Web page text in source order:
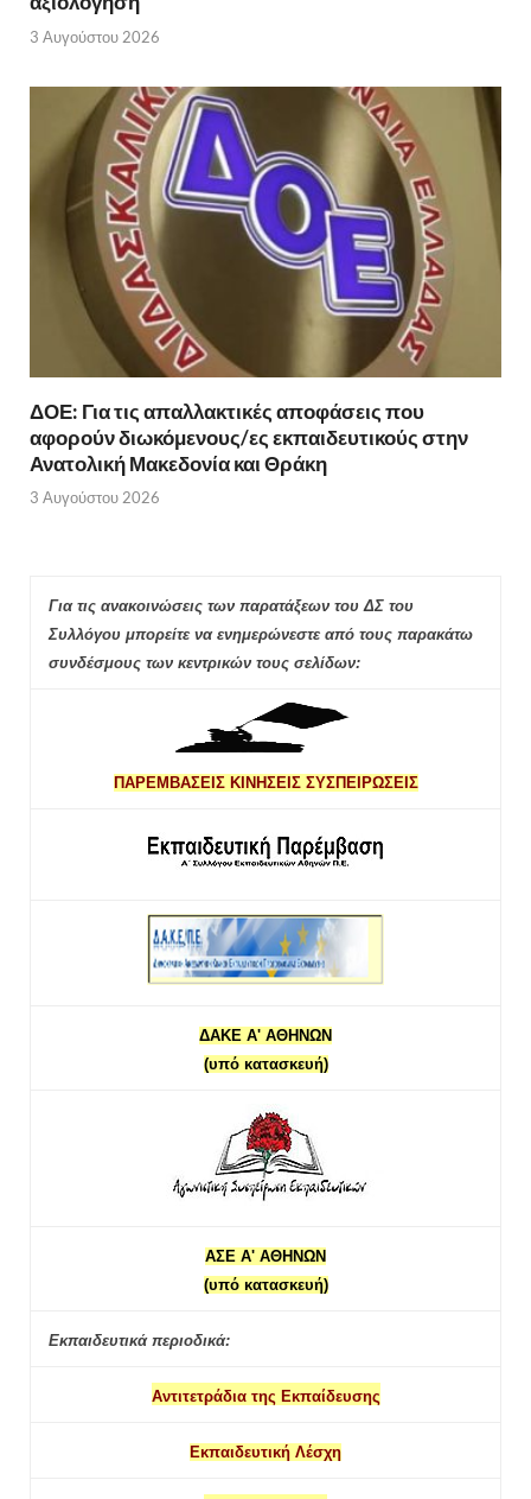
3 Αυγούστου 2026
ΔΟΕ: Για τις απαλλακτικές αποφάσεις που
αφορούν διωκόμενους/ες εκπαιδευτικούς στην
Ανατολική Μακεδονία και Θράκη
3 Αυγούστου 2026
Για τις ανακοινώσεις των παρατάξεων του ΔΣ του
Συλλόγου μπορείτε να ενημερώνεστε από τους παρακάτω
συνδέσμους των κεντρικών τους σελίδων:
ΠΑΡΕΜΒΑΣΕΙΣ ΚΙΝΗΣΕΙΣ ΣΥΣΠΕΙΡΩΣΕΙΣ
ΔΑΚΕ Α' ΑΘΗΝΩΝ
(υπό κατασκευή)
ΑΣΕ Α' ΑΘΗΝΩΝ
(υπό κατασκευή)
Εκπαιδευτικά περιοδικά:
Αντιτετράδια της Εκπαίδευσης
Εκπαιδευτική Λέσχη